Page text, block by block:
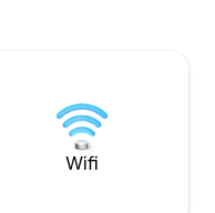
Wifi